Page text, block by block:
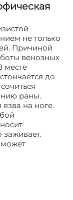
не только
Причиной
венозных
месте
до
раны.
на ноге.
может